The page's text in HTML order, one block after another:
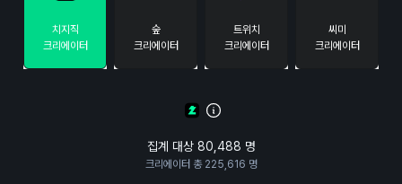
치지직
크리에이터
숲
크리에이터
트위치
크리에이터
씨미
크리에이터
집계 대상 80,488 명
크리에이터 총 225,616 명